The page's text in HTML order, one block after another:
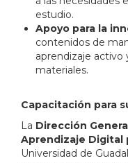
estudio.
Apoyo para la
contenidos de
aprendizaje activo
materiales.
Capacitación para
La Dirección
Aprendizaje Digital
Universidad de